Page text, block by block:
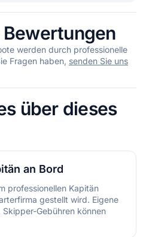
werden durch professionelle
Fragen haben, senden Sie uns
über dieses
an Bord
professionellen Kapitän
gestellt wird. Eigene
Gebühren können